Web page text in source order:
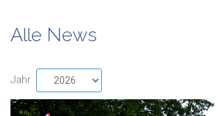
Alle News
Jahr